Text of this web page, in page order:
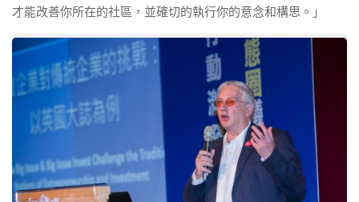
才能改善你所在的社區，並確切的執行你的意念和構思。」